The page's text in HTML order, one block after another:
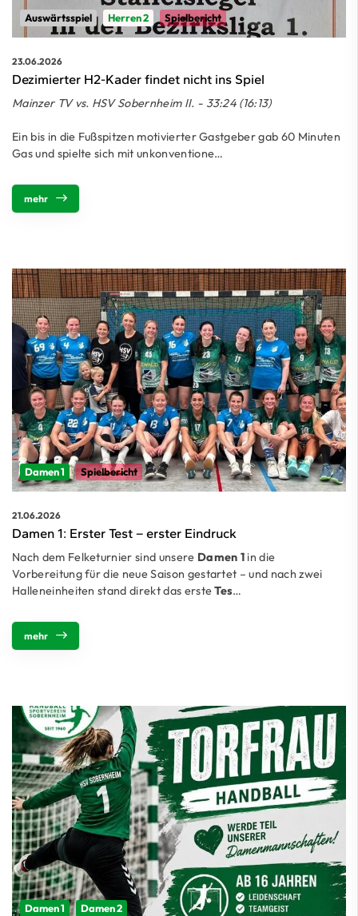
Auswärtsspiel Herren 2 Spielbericht
23.06.2026
Dezimierter H2-Kader findet nicht ins Spiel
Mainzer TV vs. HSV Sobernheim II. - 33:24 (16:13)
Ein bis in die Fußspitzen motivierter Gastgeber gab 60 Minuten
Gas und spielte sich mit unkonventione…
mehr
Damen 1 Spielbericht
21.06.2026
Damen 1: Erster Test – erster Eindruck
Nach dem Felketurnier sind unsere Damen 1 in die
Vorbereitung für die neue Saison gestartet – und nach zwei
Halleneinheiten stand direkt das ersteTes…
mehr
Damen 1 Damen 2